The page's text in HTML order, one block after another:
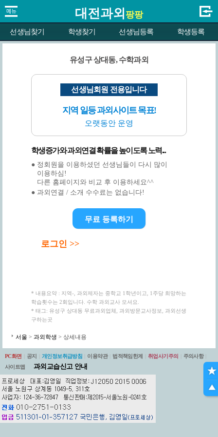
대전과외 팡팡
선생님찾기 학생찾기 선생님등록 학생등록
유성구 상대동, 수학과외
선생님회원 전용입니다
지역 일등 과외사이트 목표!
오랫동안 운영
학생증가와 과외연결 확률을 높이도록 노력...
● 정회원을 이용하셨던 선생님들이 다시 많이
이용하심!
다른 홈페이지와 비교 후 이용하세요^^
● 과외연결 / 소개 수수료는 없습니다!
무료 등록하기
로그인 >>
* 내용요약 : 지역-, 과외제자는 중학교 1학년이고, 1주당 희망하는
학습횟수는 2회입니다. 수학 과외교사 모셔요.
* 태그: 유성구 상대동 무료과외업체, 과외방문교사정보, 과외선생
구하는곳
서울 > 과외학생 > 상세내용
PC화면 공지 개인정보취급방침 이용약관 법적책임한계 취업사기주의 주의사항
사이트맵
과외교습신고 안내